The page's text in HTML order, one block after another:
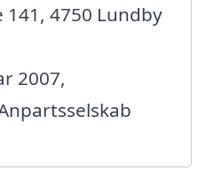
4750 Lundby
2007,